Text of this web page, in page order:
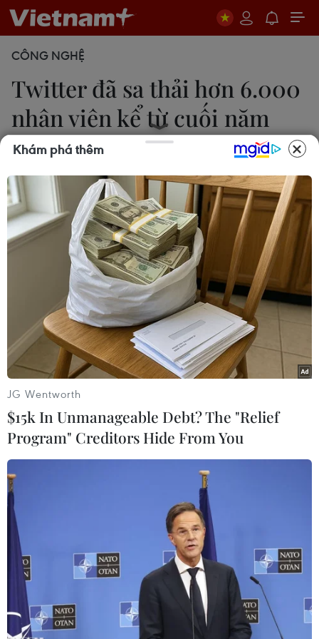
CÔNG NGHỆ
Twitter đã sa thải hơn 6.000
nhân viên kể từ cuối năm
2022
Văn Khoa
13/04/2023 22:05
Twitter chỉ còn khoảng 1.500 nhân viên sau khi
hãng này tiến hành sa thải hơn nhân viên kể từ
cuối năm ngoái (2022), tương đương khoảng 80%
tổng số nhân viên của Twitter.
Ảnh minh họa. (Nguồn: nbcnews)
Trả lời phỏng vấn của hãng tin BBC (Anh) mới
đây, Giám đốc điều hành của mạng xã hội
Twitter Elon Musk cho biết kể từ cuối năm
ngoái, hãng này đã sa thải hơn 6.000 nhân viên,
tương đương khoảng 80% tổng số nhân viên của
Khám phá thêm
JG Wentworth
$15k In Unmanageable Debt? The "Relief
Program" Creditors Hide From You